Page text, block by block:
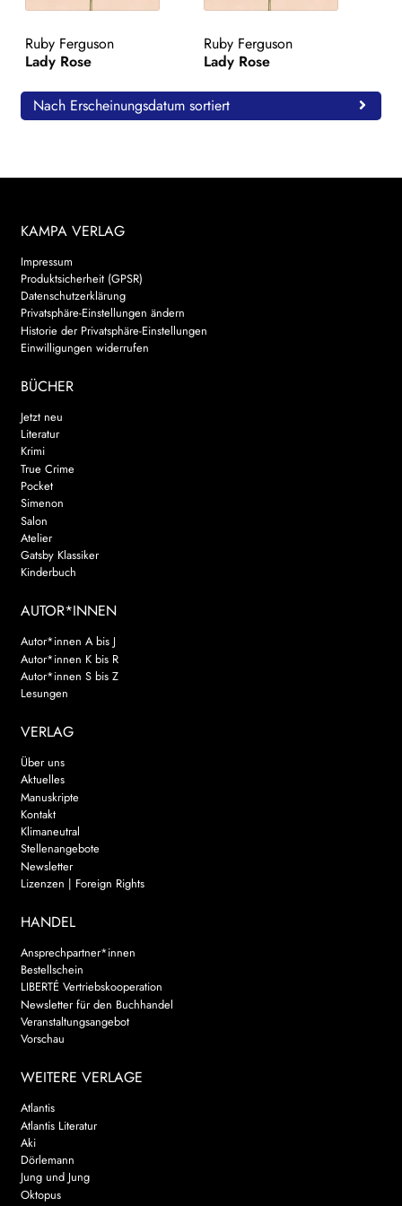
Search:
Ruby Ferguson
Lady Rose
Ruby Ferguson
Lady Rose
Nach Erscheinungsdatum sortiert
KAMPA VERLAG
Impressum
Produktsicherheit (GPSR)
Datenschutzerklärung
Privatsphäre-Einstellungen ändern
Historie der Privatsphäre-Einstellungen
Einwilligungen widerrufen
BÜCHER
Jetzt neu
Literatur
Krimi
True Crime
Pocket
Simenon
Salon
Atelier
Gatsby Klassiker
Kinderbuch
AUTOR*INNEN
Autor*innen A bis J
Autor*innen K bis R
Autor*innen S bis Z
Lesungen
VERLAG
Über uns
Aktuelles
Manuskripte
Kontakt
Klimaneutral
Stellenangebote
Newsletter
Lizenzen | Foreign Rights
HANDEL
Ansprechpartner*innen
Bestellschein
LIBERTÉ Vertriebskooperation
Newsletter für den Buchhandel
Veranstaltungsangebot
Vorschau
WEITERE VERLAGE
Atlantis
Atlantis Literatur
Aki
Dörlemann
Jung und Jung
Oktopus